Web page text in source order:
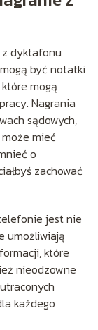
dyktafonu
być notatki
mogą
Nagrania
sądowych,
mieć
o
zachować
jest nie
umożliwiają
które
nieodzowne
każdego